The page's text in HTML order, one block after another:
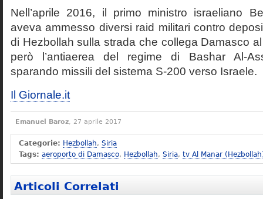
Nell’aprile 2016, il primo ministro israeliano
aveva ammesso diversi raid militari contro
di Hezbollah sulla strada che collega Damasco
però l’antiaerea del regime di Bashar Al-
sparando missili del sistema S-200 verso Israele.
Il Giornale.it
Emanuel Baroz, 27 aprile 2017
Categorie: Hezbollah, Siria
Tags: aeroporto di Damasco, Hezbollah, Siria, tv Al Manar
Articoli Correlati